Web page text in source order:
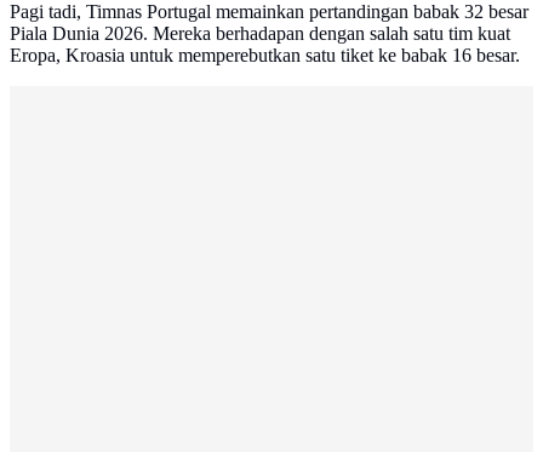
Pagi tadi, Timnas Portugal memainkan pertandingan babak 32 besar
Piala Dunia 2026. Mereka berhadapan dengan salah satu tim kuat
Eropa, Kroasia untuk memperebutkan satu tiket ke babak 16 besar.